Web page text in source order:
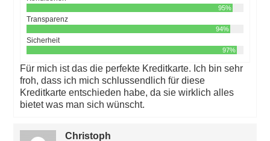
95%
Transparenz
94%
Sicherheit
97%
Für mich ist das die perfekte Kreditkarte. Ich bin sehr
froh, dass ich mich schlussendlich für diese
Kreditkarte entschieden habe, da sie wirklich alles
bietet was man sich wünscht.
Christoph